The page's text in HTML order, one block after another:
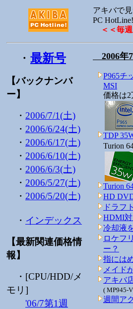
アキバで
PC HotLine!
＜＜毎
・ 最新号
【バックナンバ
ー】
・ 2006/7/1(土)
・ 2006/6/24(土)
・ 2006/6/17(土)
・ 2006/6/10(土)
・ 2006/6/3(土)
・ 2006/5/27(土)
・ 2006/5/20(土)
・ インデックス
【最新関連価格情
報】
・[CPU/HDD/メ
モリ]
'06/7第1週
2006年
P965チ
MSI
価格は2
TDP
Turion
Turion
HD
ドラフ
HDMI対
冷却液
ロケフ
ー？
指には
メイド
アキバ
( MP945-
週間ア